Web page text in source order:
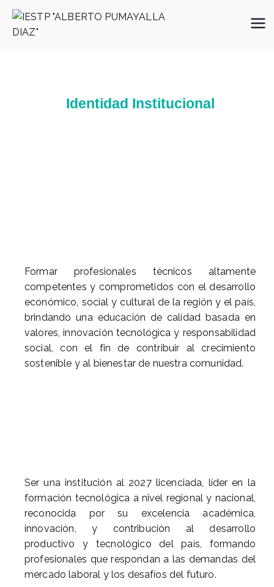
Identidad Institucional
Formar profesionales técnicos altamente
competentes y comprometidos con el desarrollo
económico, social y cultural de la región y el país,
brindando una educación de calidad basada en
valores, innovación tecnológica y responsabilidad
social, con el fin de contribuir al crecimiento
sostenible y al bienestar de nuestra comunidad.
Ser una institución al 2027 licenciada, líder en la
formación tecnológica a nivel regional y nacional,
reconocida por su excelencia académica,
innovación, y contribución al desarrollo
productivo y tecnológico del país, formando
profesionales que respondan a las demandas del
mercado laboral y los desafíos del futuro.